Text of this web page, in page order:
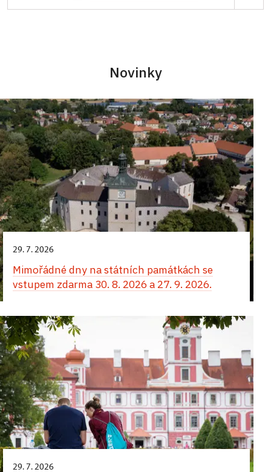
Novinky
29. 7. 2026
Mimořádné dny na státních památkách se
vstupem zdarma 30. 8. 2026 a 27. 9. 2026.
29. 7. 2026